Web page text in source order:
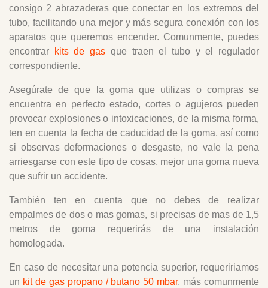
consigo 2 abrazaderas que conectar en los extremos del
tubo, facilitando una mejor y más segura conexión con los
aparatos que queremos encender. Comunmente, puedes
encontrar
kits de gas que traen el tubo y el regulador
correspondiente.
Asegúrate de que la goma que utilizas o compras se
encuentra en perfecto estado, cortes o agujeros pueden
provocar explosiones o intoxicaciones, de la misma forma,
ten en cuenta la fecha de caducidad de la goma, así como
si observas deformaciones o desgaste, no vale la pena
arriesgarse con este tipo de cosas, mejor una goma nueva
que sufrir un accidente.
También ten en cuenta que no debes de realizar
empalmes de dos o mas gomas, si precisas de mas de 1,5
metros de goma requerirás de una instalación
homologada.
En caso de necesitar una potencia superior, requeririamos
un kit de gas propano / butano 50 mbar, más comunmente